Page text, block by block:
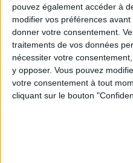
pouvez également accéder à
modifier vos préférences
donner votre consentement.
traitements de vos données
nécessiter votre
y opposer. Vous pouvez
votre consentement à tout
cliquant sur le bouton
Inscrivez-vous